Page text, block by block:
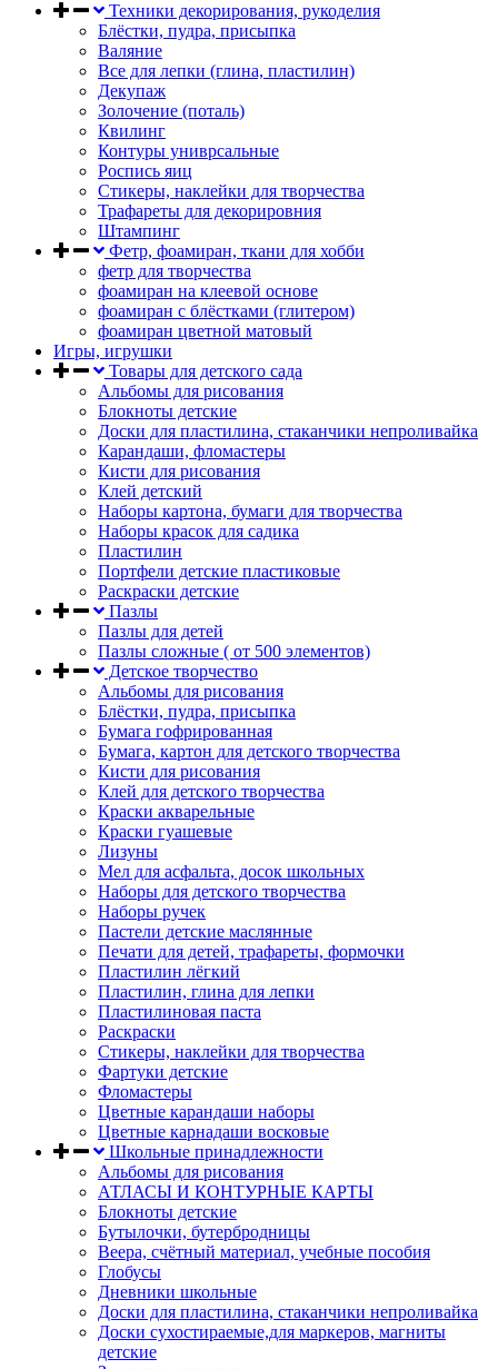
Техники декорирования, рукоделия
Блёстки, пудра, присыпка
Валяние
Все для лепки (глина, пластилин)
Декупаж
Золочение (поталь)
Квилинг
Контуры униврсальные
Роспись яиц
Стикеры, наклейки для творчества
Трафареты для декорировния
Штампинг
Фетр, фоамиран, ткани для хобби
фетр для творчества
фоамиран на клеевой основе
фоамиран с блёстками (глитером)
фоамиран цветной матовый
Игры, игрушки
Товары для детского сада
Альбомы для рисования
Блокноты детские
Доски для пластилина, стаканчики непроливайка
Карандаши, фломастеры
Кисти для рисования
Клей детский
Наборы картона, бумаги для творчества
Наборы красок для садика
Пластилин
Портфели детские пластиковые
Раскраски детские
Пазлы
Пазлы для детей
Пазлы сложные ( от 500 элементов)
Детское творчество
Альбомы для рисования
Блёстки, пудра, присыпка
Бумага гофрированная
Бумага, картон для детского творчества
Кисти для рисования
Клей для детского творчества
Краски акварельные
Краски гуашевые
Лизуны
Мел для асфальта, досок школьных
Наборы для детского творчества
Наборы ручек
Пастели детские маслянные
Печати для детей, трафареты, формочки
Пластилин лёгкий
Пластилин, глина для лепки
Пластилиновая паста
Раскраски
Стикеры, наклейки для творчества
Фартуки детские
Фломастеры
Цветные карандаши наборы
Цветные карнадаши восковые
Школьные принадлежности
Альбомы для рисования
АТЛАСЫ И КОНТУРНЫЕ КАРТЫ
Блокноты детские
Бутылочки, бутербродницы
Веера, счётный материал, учебные пособия
Глобусы
Дневники школьные
Доски для пластилина, стаканчики непроливайка
Доски сухостираемые,для маркеров, магниты
детские